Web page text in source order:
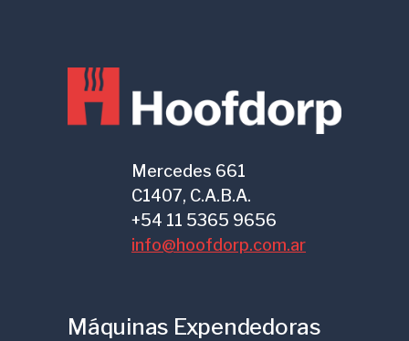
Mercedes 661
C1407, C.A.B.A.
+54 11 5365 9656
info@hoofdorp.com.ar
Máquinas Expendedoras